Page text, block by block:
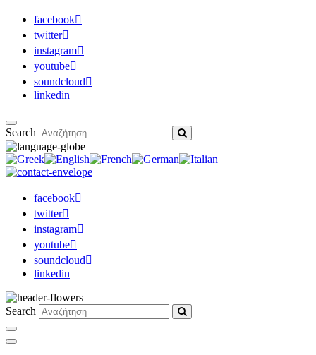
facebook
twitter
instagram
youtube
soundcloud
linkedin
Search
facebook
twitter
instagram
youtube
soundcloud
linkedin
Search